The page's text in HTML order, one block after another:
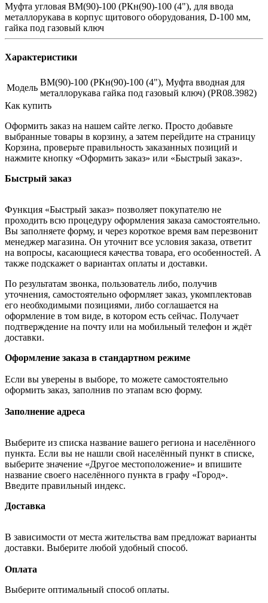
Муфта угловая ВМ(90)-100 (РКн(90)-100 (4"), для ввода
металлорукава в корпус щитового оборудования, D-100 мм,
гайка под газовый ключ
Характеристики
Модель
ВМ(90)-100 (РКн(90)-100 (4"), Муфта вводная для
металлорукава гайка под газовый ключ) (PR08.3982)
Как купить
Оформить заказ на нашем сайте легко. Просто добавьте
выбранные товары в корзину, а затем перейдите на страницу
Корзина, проверьте правильность заказанных позиций и
нажмите кнопку «Оформить заказ» или «Быстрый заказ».
Быстрый заказ
Функция «Быстрый заказ» позволяет покупателю не
проходить всю процедуру оформления заказа самостоятельно.
Вы заполняете форму, и через короткое время вам перезвонит
менеджер магазина. Он уточнит все условия заказа, ответит
на вопросы, касающиеся качества товара, его особенностей. А
также подскажет о вариантах оплаты и доставки.
По результатам звонка, пользователь либо, получив
уточнения, самостоятельно оформляет заказ, укомплектовав
его необходимыми позициями, либо соглашается на
оформление в том виде, в котором есть сейчас. Получает
подтверждение на почту или на мобильный телефон и ждёт
доставки.
Оформление заказа в стандартном режиме
Если вы уверены в выборе, то можете самостоятельно
оформить заказ, заполнив по этапам всю форму.
Заполнение адреса
Выберите из списка название вашего региона и населённого
пункта. Если вы не нашли свой населённый пункт в списке,
выберите значение «Другое местоположение» и впишите
название своего населённого пункта в графу «Город».
Введите правильный индекс.
Доставка
В зависимости от места жительства вам предложат варианты
доставки. Выберите любой удобный способ.
Оплата
Выберите оптимальный способ оплаты.